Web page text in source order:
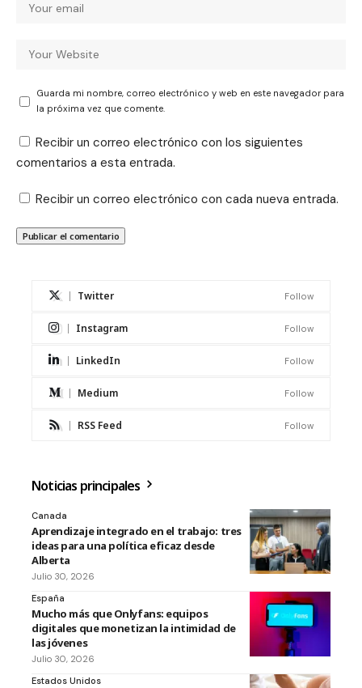
Guarda mi nombre, correo electrónico y web en este navegador para
la próxima vez que comente.
Recibir un correo electrónico con los siguientes
comentarios a esta entrada.
Recibir un correo electrónico con cada nueva entrada.
Twitter Follow
Instagram Follow
LinkedIn Follow
Medium Follow
RSS Feed Follow
Noticias principales
Canada
Aprendizaje integrado en el trabajo: tres
ideas para una política eficaz desde
Alberta
Julio 30, 2026
España
Mucho más que Onlyfans: equipos
digitales que monetizan la intimidad de
las jóvenes
Julio 30, 2026
Estados Unidos